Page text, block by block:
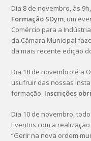
Dia 8 de novembro, às
Formação SDym, um
Comércio para a
da Câmara Municipal
da mais recente edição
Dia 18 de novembro é a
usufruir das nossas
formação. Inscrições
Dia 10 de novembro,
Eventos com a
“Gerir na nova ordem